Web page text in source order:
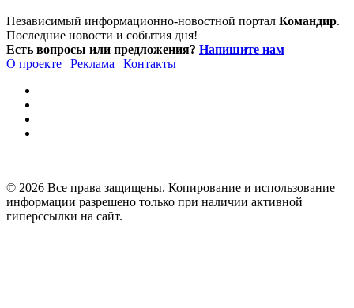
Независимый информационно-новостной портал Командир.
Последние новости и события дня!
Есть вопросы или предложения? Напишите нам
О проекте | Реклама | Контакты
© 2026 Все права защищены. Копирование и использование
информации разрешено только при наличии активной
гиперссылки на сайт.